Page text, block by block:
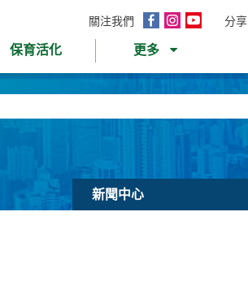
關注我們
面
InstagramYouTube分享
保育活化 更多
新聞中心